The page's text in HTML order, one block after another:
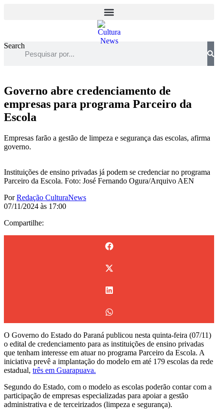
Search
Governo abre credenciamento de
empresas para programa Parceiro da
Escola
Empresas farão a gestão de limpeza e segurança das escolas, afirma
governo.
Instituições de ensino privadas já podem se credenciar no programa
Parceiro da Escola. Foto: José Fernando Ogura/Arquivo AEN
PorRedação CulturaNews
07/11/2024 às 17:00
Compartilhe:
O Governo do Estado do Paraná publicou nesta quinta-feira (07/11)
o edital de credenciamento para as instituições de ensino privadas
que tenham interesse em atuar no programa Parceiro da Escola. A
iniciativa prevê a implantação do modelo em até 179 escolas da rede
estadual, três em Guarapuava.
Segundo do Estado, com o modelo as escolas poderão contar com a
participação de empresas especializadas para apoiar a gestão
administrativa e de terceirizados (limpeza e segurança).